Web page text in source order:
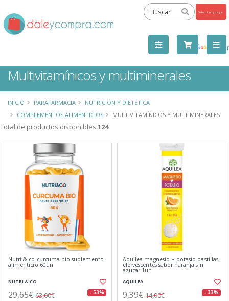
by
Multivitamínicos y multiminerales
INICIO PARAFARMACIA
NUTRICIÓN Y DIETÉTICA
COMPLEMENTOS ALIMENTICIOS
MULTIVITAMÍNICOS Y MULTIMINERALES
Total de productos disponibles 124
Nutri & co curcuma bio suplemento
alimenticio 60un
NUTRI & CO
29,65€ 63,00€ - 53%
Aquilea magnesio + potasio pastillas
efervescentes sabor naranja sin
azucar 1un
AQUILEA
9,39€ 14,00€ - 33%